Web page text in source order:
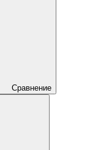
Сравнение